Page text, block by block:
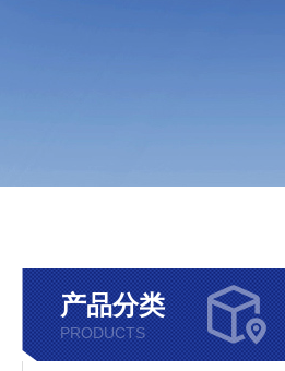
产品分类
PRODUCTS